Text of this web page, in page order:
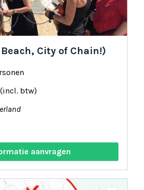
City of Chain!)
btw)
aanvragen